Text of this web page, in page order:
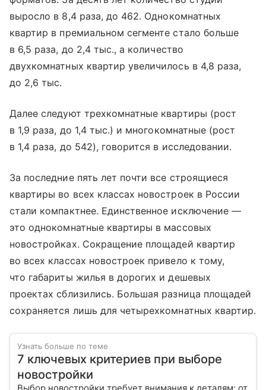
выросло в 8,4 раза, до 462. Однокомнатных
квартир в премиальном сегменте стало больше
в 6,5 раза, до 2,4 тыс., а количество
двухкомнатных квартир увеличилось в 4,8 раза,
до 2,6 тыс.
Далее следуют трехкомнатные квартиры (рост
в 1,9 раза, до 1,4 тыс.) и многокомнатные (рост
в 1,4 раза, до 542), говорится в исследовании.
За последние пять лет почти все строящиеся
квартиры во всех классах новостроек в России
стали компактнее. Единственное исключение —
это однокомнатные квартиры в массовых
новостройках. Сокращение площадей квартир
во всех классах новостроек привело к тому,
что габариты жилья в дорогих и дешевых
проектах сблизились. Большая разница площадей
сохраняется лишь для четырехкомнатных квартир.
Узнать больше по теме
7 ключевых критериев при выборе
новостройки